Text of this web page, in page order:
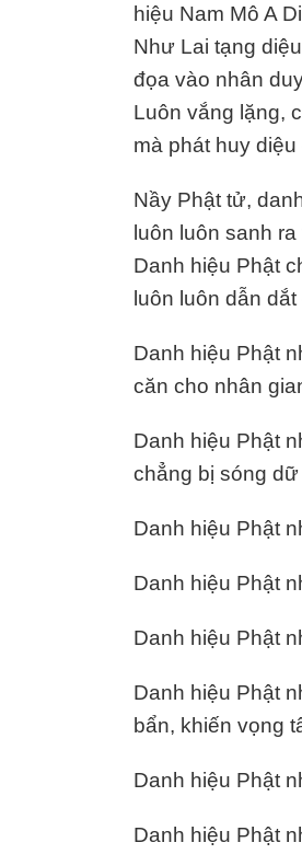
hiệu Nam Mô A
Như Lai tạng
đọa vào nhân
Luôn vắng lặng,
mà phát huy diệu
Nầy Phật tử,
luôn luôn sanh
Danh hiệu Phật
luôn luôn dẫn
Danh hiệu Phật
căn cho nhân
Danh hiệu Phật
chẳng bị sóng
Danh hiệu Phật
Danh hiệu Phật
Danh hiệu Phật
Danh hiệu Phật
bẩn, khiến vọng
Danh hiệu Phật
Danh hiệu Phật